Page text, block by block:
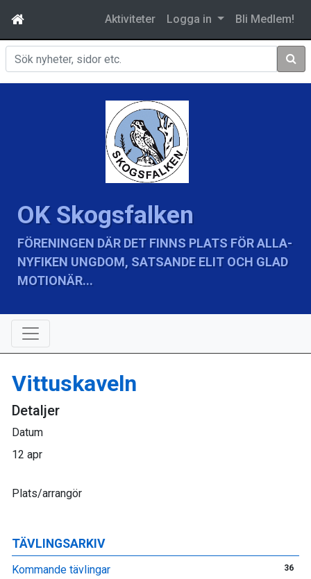
Aktiviteter Logga in Bli Medlem!
Sök
OK Skogsfalken
FÖRENINGEN DÄR DET FINNS PLATS FÖR ALLA-
NYFIKEN UNGDOM, SATSANDE ELIT OCH GLAD
MOTIONÄR...
TÄVLINGSARKIV
Kommande tävlingar 36
Vittuskaveln
Detaljer
Datum
12 apr
Plats/arrangör